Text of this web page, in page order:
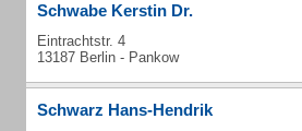
Schwabe Kerstin Dr.
Eintrachtstr. 4
13187 Berlin - Pankow
Schwarz Hans-Hendrik